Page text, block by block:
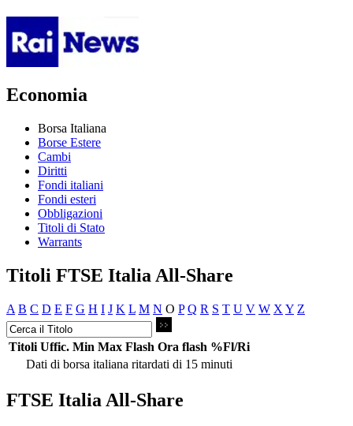
Economia
Borsa Italiana
Borse Estere
Cambi
Diritti
Fondi italiani
Fondi esteri
Obbligazioni
Titoli di Stato
Warrants
Titoli FTSE Italia All-Share
A B C D E F G H I J K L M N O P Q R S T U V W X Y Z
Titoli Uffic. Min Max Flash Ora flash %Fl/Ri
Dati di borsa italiana ritardati di 15 minuti
FTSE Italia All-Share